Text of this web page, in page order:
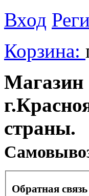
Вход
Корзина:
Магазин
страны.
Обратная связь